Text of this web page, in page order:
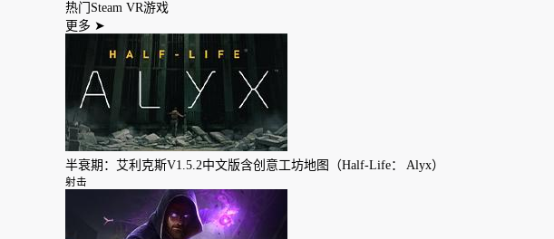
热门Steam VR游戏
更多 ➤
半衰期：艾利克斯V1.5.2中文版含创意工坊地图（Half-Life： Alyx）
射击